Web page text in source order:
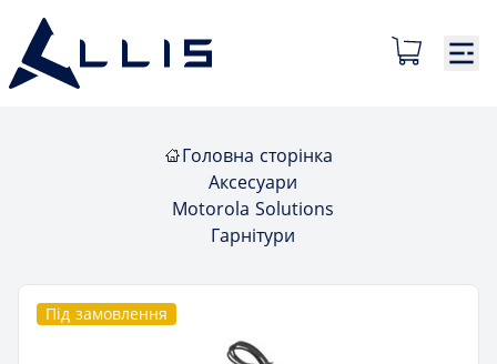
Головна сторінка
Аксесуари
Motorola Solutions
Гарнітури
Під замовлення